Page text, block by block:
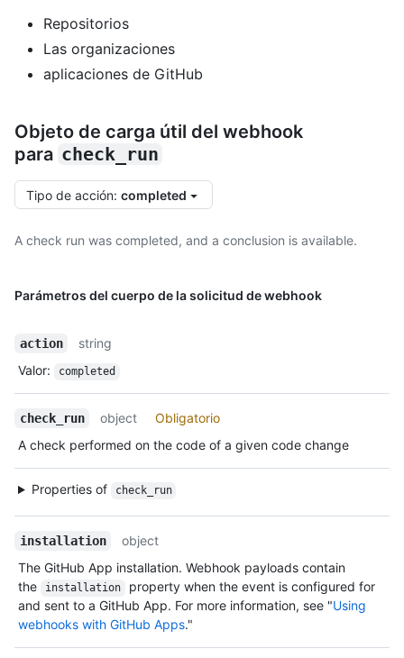
Repositorios
Las organizaciones
aplicaciones de GitHub
Objeto de carga útil del webhook
para check_run
Tipo de acción: completed
A check run was completed, and a conclusion is available.
Parámetros del cuerpo de la solicitud de webhook
action
string
Valor: completed
check_run object
Obligatorio
A check performed on the code of a given code change
Properties of check_run
installation
object
The GitHub App installation. Webhook payloads contain
the
installation
property when the event is configured for
and sent to a GitHub App. For more information, see "Using
webhooks with GitHub Apps."